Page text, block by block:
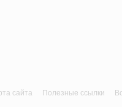
сайта Полезные ссылки